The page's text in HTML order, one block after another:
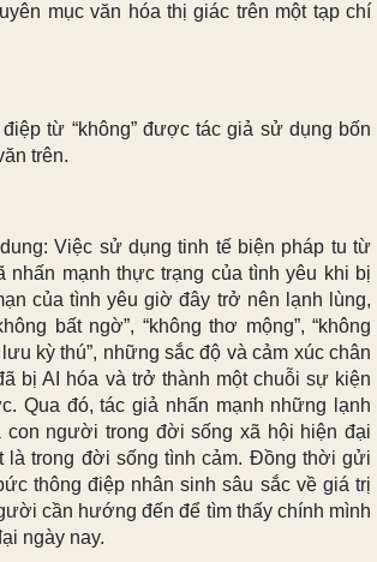
mục văn hóa thị giác trên một tạp chí
từ “không” được tác giả sử dụng bốn
trên.
Việc sử dụng tinh tế biện pháp tu từ
nhấn mạnh thực trạng của tình yêu khi bị
của tình yêu giờ đây trở nên lạnh lùng,
bất ngờ”, “không thơ mộng”, “không
kỳ thú”, những sắc độ và cảm xúc chân
bị AI hóa và trở thành một chuỗi sự kiện
Qua đó, tác giả nhấn mạnh những lạnh
con người trong đời sống xã hội hiện đại
là trong đời sống tình cảm. Đồng thời gửi
thông điệp nhân sinh sâu sắc về giá trị
cần hướng đến để tìm thấy chính mình
ngày nay.